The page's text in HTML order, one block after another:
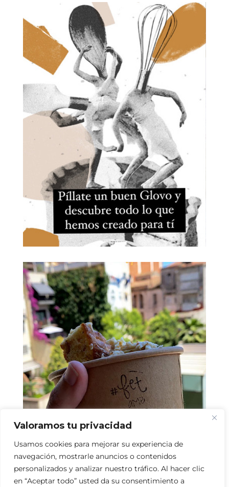
Valoramos tu privacidad
Usamos cookies para mejorar su experiencia de
navegación, mostrarle anuncios o contenidos
personalizados y analizar nuestro tráfico. Al hacer clic
en “Aceptar todo” usted da su consentimiento a